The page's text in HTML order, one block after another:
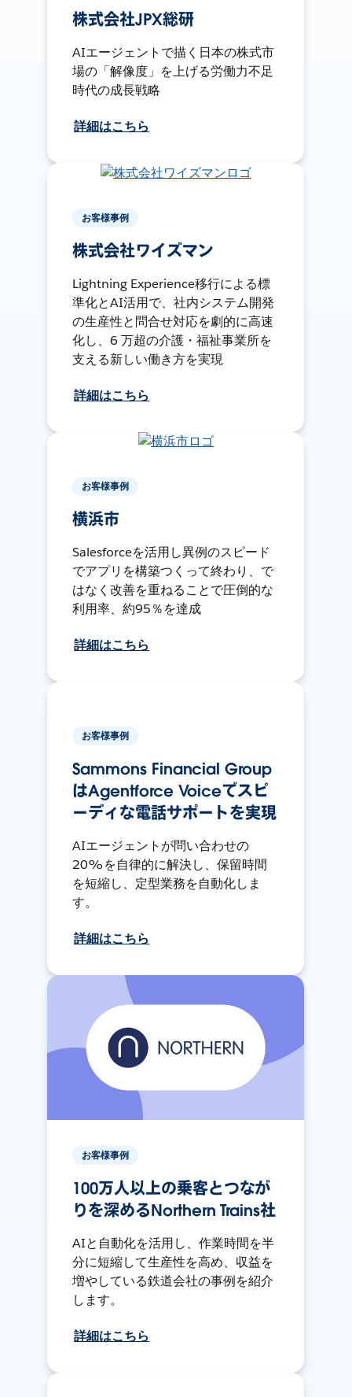
株式会社JPX総研
AIエージェントで描く日本の株式市
場の「解像度」を上げる労働力不足
時代の成長戦略
詳細はこちら
お客様事例
株式会社ワイズマン
Lightning Experience移行による標
準化とAI活用で、社内システム開発
の生産性と問合せ対応を劇的に高速
化し、6 万超の介護・福祉事業所を
支える新しい働き方を実現
詳細はこちら
お客様事例
横浜市
Salesforceを活用し異例のスピード
でアプリを構築つくって終わり、で
はなく改善を重ねることで圧倒的な
利用率、約95％を達成
詳細はこちら
お客様事例
Sammons Financial Group
はAgentforce Voiceでスピ
ーディな電話サポートを実現
AIエージェントが問い合わせの
20%を自律的に解決し、保留時間
を短縮し、定型業務を自動化しま
す。
詳細はこちら
お客様事例
100万人以上の乗客とつなが
りを深めるNorthern Trains社
AIと自動化を活用し、作業時間を半
分に短縮して生産性を高め、収益を
増やしている鉄道会社の事例を紹介
します。
詳細はこちら